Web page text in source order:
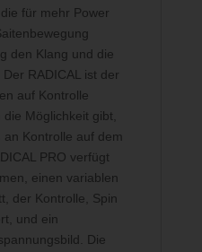
für mehr Power
den Klang und die
RADICAL ist der
auf Kontrolle
Möglichkeit gibt,
Kontrolle auf dem
PRO verfügt
einen variablen
der Kontrolle, Spin
und ein
Die